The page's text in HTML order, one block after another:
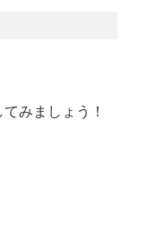
みましょう！